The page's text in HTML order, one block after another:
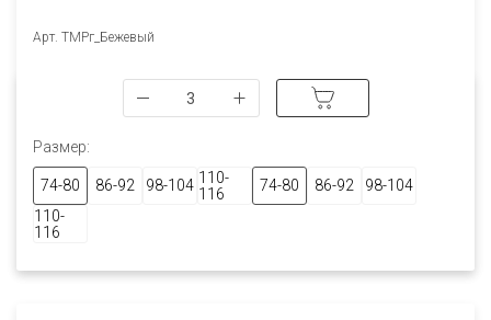
Арт. ТМРг_Бежевый
Размер:
74-80 86-92 98-104 110-
116
74-80 86-92
98-104
110-
116